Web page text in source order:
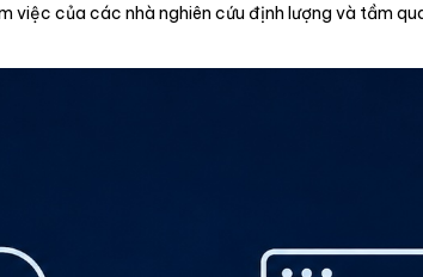
của các nhà nghiên cứu định lượng và tầm